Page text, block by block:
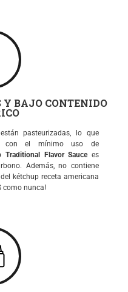
Y BAJO CONTENIDO
pasteurizadas, lo que
con el mínimo uso de
Traditional Flavor Saucees
Además, no contiene
kétchup receta americana
como nunca!